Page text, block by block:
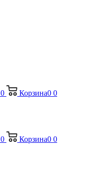
0 Корзина0 0
0 Корзина0 0